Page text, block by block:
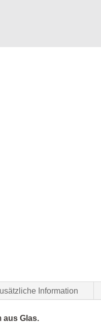
Information
aus Glas.